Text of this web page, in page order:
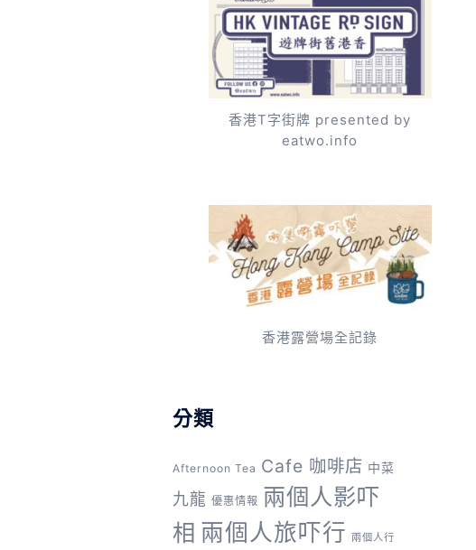
香港T字街牌 presented by
eatwo.info
香港露營場全記錄
分類
Afternoon Tea Cafe 咖啡店 中菜
九龍 優惠情報 兩個人影吓
相 兩個人旅吓行 兩個人行